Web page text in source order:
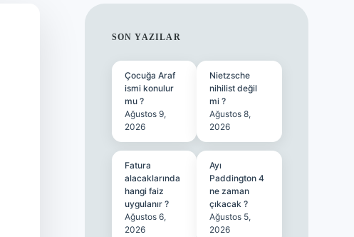
SIDEBAR
SON YAZILAR
Çocuğa Araf
ismi konulur
mu ?
Ağustos 9,
2026
Nietzsche
nihilist değil
mi ?
Ağustos 8,
2026
Fatura
alacaklarında
hangi faiz
uygulanır ?
Ağustos 6,
2026
Ayı
Paddington 4
ne zaman
çıkacak ?
Ağustos 5,
2026
ilbet güncel